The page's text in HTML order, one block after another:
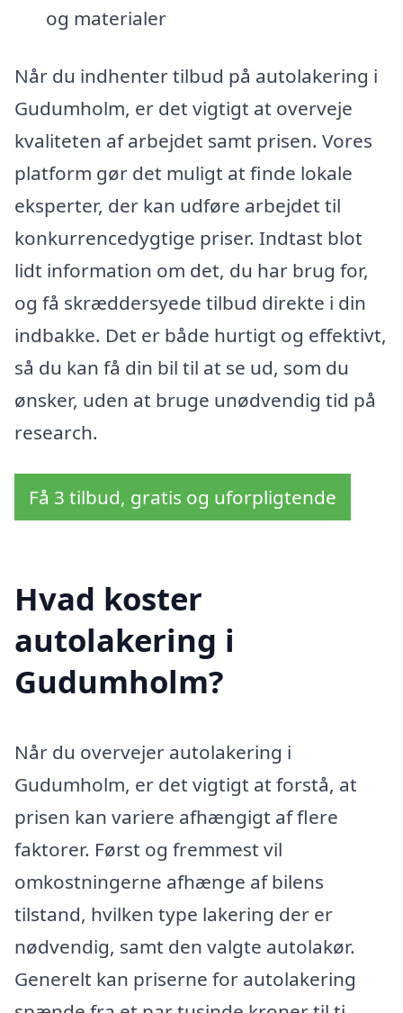
og materialer
Når du indhenter tilbud på autolakering i
Gudumholm, er det vigtigt at overveje
kvaliteten af arbejdet samt prisen. Vores
platform gør det muligt at finde lokale
eksperter, der kan udføre arbejdet til
konkurrencedygtige priser. Indtast blot
lidt information om det, du har brug for,
og få skræddersyede tilbud direkte i din
indbakke. Det er både hurtigt og effektivt,
så du kan få din bil til at se ud, som du
ønsker, uden at bruge unødvendig tid på
research.
Få 3 tilbud, gratis og uforpligtende
Hvad koster
autolakering i
Gudumholm?
Når du overvejer autolakering i
Gudumholm, er det vigtigt at forstå, at
prisen kan variere afhængigt af flere
faktorer. Først og fremmest vil
omkostningerne afhænge af bilens
tilstand, hvilken type lakering der er
nødvendig, samt den valgte autolakør.
Generelt kan priserne for autolakering